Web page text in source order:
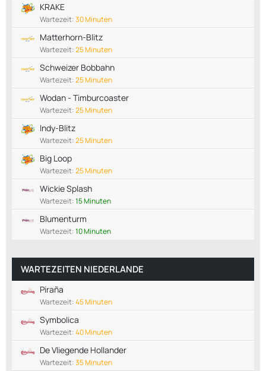
KRAKE
Wartezeit:30 Minuten
Matterhorn-Blitz
Wartezeit:25 Minuten
Schweizer Bobbahn
Wartezeit:25 Minuten
Wodan - Timburcoaster
Wartezeit:25 Minuten
Indy-Blitz
Wartezeit:25 Minuten
Big Loop
Wartezeit:25 Minuten
Wickie Splash
Wartezeit:15 Minuten
Blumenturm
Wartezeit:10 Minuten
WARTEZEITEN NIEDERLANDE
Piraña
Wartezeit:45 Minuten
Symbolica
Wartezeit:40 Minuten
De Vliegende Hollander
Wartezeit:35 Minuten